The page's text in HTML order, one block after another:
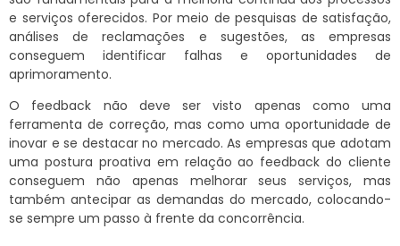
e serviços oferecidos. Por meio de pesquisas de satisfação,
análises de reclamações e sugestões, as empresas
conseguem identificar falhas e oportunidades de
aprimoramento.
O feedback não deve ser visto apenas como uma
ferramenta de correção, mas como uma oportunidade de
inovar e se destacar no mercado. As empresas que adotam
uma postura proativa em relação ao feedback do cliente
conseguem não apenas melhorar seus serviços, mas
também antecipar as demandas do mercado, colocando-
se sempre um passo à frente da concorrência.